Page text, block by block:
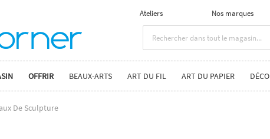
Ateliers Nos marques
OFFRIR BEAUX-ARTS ART DU FIL ART DU PAPIER DÉCO
De Sculpture